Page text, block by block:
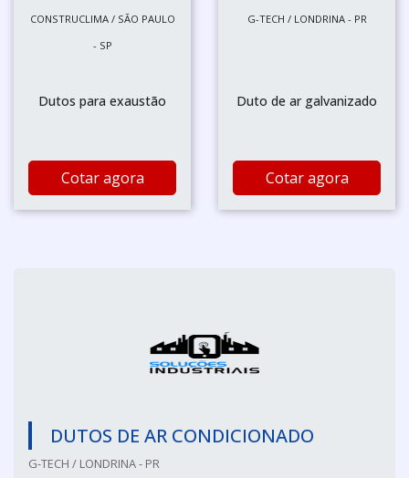
CONSTRUCLIMA / SÃO PAULO
- SP
Dutos para exaustão
Cotar agora
G-TECH / LONDRINA - PR
Duto de ar galvanizado
Cotar agora
DUTOS DE AR CONDICIONADO
G-TECH / LONDRINA - PR